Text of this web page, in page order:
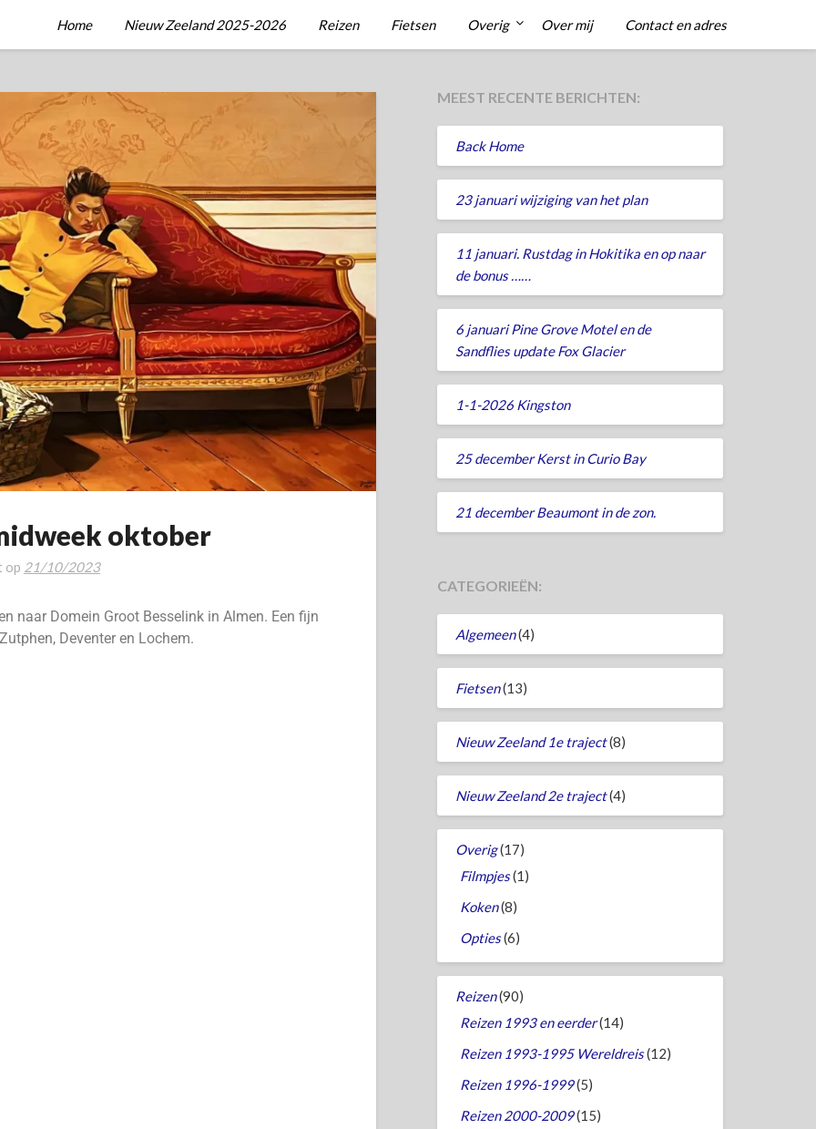
Home Nieuw Zeeland 2025-2026 Reizen Fietsen Overig Over mij Contact en adres
oktober
op 21/10/2023
naar Domein Groot Besselink in Almen. Een fijn
Deventer en Lochem.
MEEST RECENTE BERICHTEN:
Back Home
23 januari wijziging van het plan
11 januari. Rustdag in Hokitika en op naar
de bonus ……
6 januari Pine Grove Motel en de
Sandflies update Fox Glacier
1-1-2026 Kingston
25 december Kerst in Curio Bay
21 december Beaumont in de zon.
CATEGORIEËN:
Algemeen(4)
Fietsen(13)
Nieuw Zeeland 1e traject(8)
Nieuw Zeeland 2e traject(4)
Overig(17)
Filmpjes(1)
Koken(8)
Opties(6)
Reizen(90)
Reizen 1993 en eerder(14)
Reizen 1993-1995 Wereldreis(12)
Reizen 1996-1999(5)
Reizen 2000-2009(15)